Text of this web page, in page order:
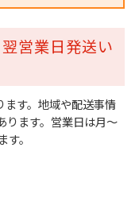
営業日発送い
す。地域や配送事情
ります。営業日は月～
。